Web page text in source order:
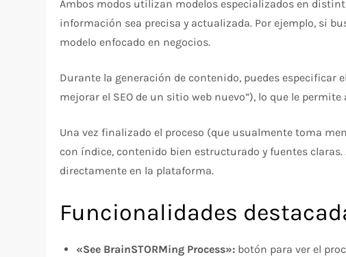
Ambos modos utilizan modelos especializados en
información sea precisa y actualizada. Por ejemplo, si
modelo enfocado en negocios.
Durante la generación de contenido, puedes especificar
mejorar el SEO de un sitio web nuevo”), lo que le
Una vez finalizado el proceso (que usualmente toma
con índice, contenido bien estructurado y fuentes claras.
directamente en la plataforma.
Funcionalidades
«See BrainSTORMing Process»: botón para ver el